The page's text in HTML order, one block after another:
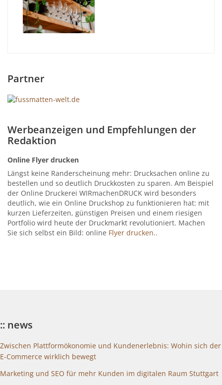
Partner
Werbeanzeigen und Empfehlungen der
Redaktion
Online Flyer drucken
Längst keine Randerscheinung mehr: Drucksachen online zu
bestellen und so deutlich Druckkosten zu sparen. Am Beispiel
der Online Druckerei WIRmachenDRUCK wird besonders
deutlich, wie ein Online Druckshop zu funktionieren hat: mit
kurzen Lieferzeiten, günstigen Preisen und einem riesigen
Portfolio wird heute der Druckmarkt revolutioniert. Machen
Sie sich selbst ein Bild: online Flyer drucken..
:: news
Zwischen Plattformökonomie und Kundenerlebnis: Wohin sich der
E-Commerce wirklich bewegt
Marketing und SEO für mehr Kunden im digitalen Raum Stuttgart